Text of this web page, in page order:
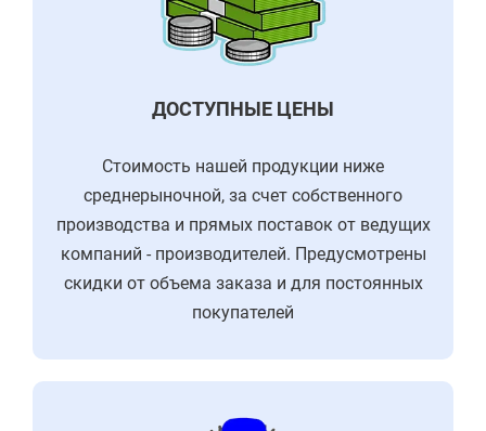
ДОСТУПНЫЕ ЦЕНЫ
Стоимость нашей продукции ниже
среднерыночной, за счет собственного
производства и прямых поставок от ведущих
компаний - производителей. Предусмотрены
скидки от объема заказа и для постоянных
покупателей